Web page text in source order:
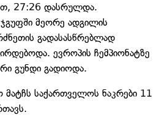
27:26 დასრულდა.
მეორე ადგილის
გადასასწრებლად
ევროპის ჩემპიონატზე
გუნდი გადიოდა.
მატჩს საქართველოს ნაკრები 11